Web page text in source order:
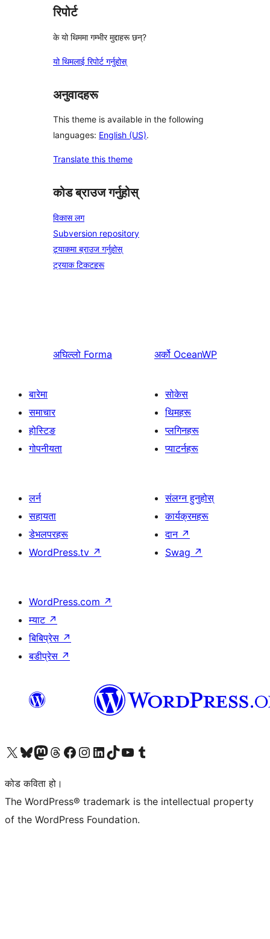
रिपोर्ट
के यो थिममा गम्भीर मुद्दाहरू छन्?
यो थिमलाई रिपोर्ट गर्नुहोस्
अनुवादहरू
This theme is available in the following
languages: English (US).
Translate this theme
कोड ब्राउज गर्नुहोस्
विकास लग
Subversion repository
ट्र्याकमा ब्राउज गर्नुहोस्
ट्रयाक टिकटहरू
अघिल्लो Forma अर्को OceanWP
बारेमा
समाचार
होस्टिङ
गोपनीयता
सोकेस
थिमहरू
प्लगिनहरू
प्याटर्नहरू
लर्न
सहायता
डेभलपरहरू
WordPress.tv ↗
संलग्न हुनुहोस्
कार्यक्रमहरू
दान ↗
Swag ↗
WordPress.com ↗
म्याट ↗
बिबिप्रेस ↗
बडीप्रेस ↗
हाम्रो X (पहिले ट्विटर) खातामा जानुहोस्
हाम्रो Bluesky खाता भ्रमण गर्नुहोस्
हाम्रो म्यास्टोडन खाता भ्रमण गर्नुहोस्
हाम्रो थ्रेड्स खातामा जानुहोस्
हाम्रो फेसबुक पेजमा जानुहोस्
हाम्रो इन्स्टाग्राम खातामा जानुहोस्
हाम्रो लिङ्क्डइन खातामा जानुहोस्
हाम्रो TikTok खाता भ्रमण गर्नुहोस्
हाम्रो युट्युब च्यानलमा जानुहोस्
हाम्रो टम्बलर खाता भ्रमण गर्नुहोस्
कोड कविता हो।
The WordPress® trademark is the intellectual property
of the WordPress Foundation.